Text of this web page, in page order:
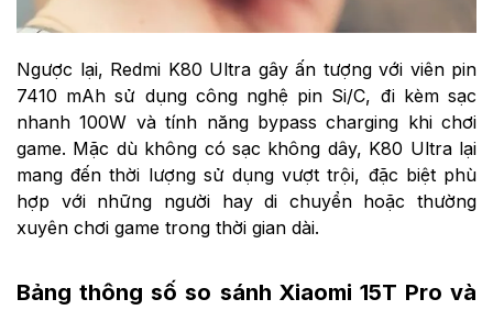
Ngược lại, Redmi K80 Ultra gây ấn tượng với viên pin
7410 mAh sử dụng công nghệ pin Si/C, đi kèm sạc
nhanh 100W và tính năng bypass charging khi chơi
game. Mặc dù không có sạc không dây, K80 Ultra lại
mang đến thời lượng sử dụng vượt trội, đặc biệt phù
hợp với những người hay di chuyển hoặc thường
xuyên chơi game trong thời gian dài.
Bảng thông số so sánh Xiaomi 15T Pro và